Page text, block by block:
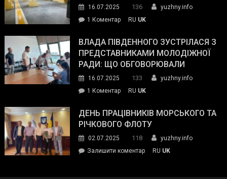
спільний
окупанти.
Маємо
діяти
команда
пожежу
у
16.07.2025 136
yuzhny.info
1 Коментардо
Південного
провів
інспекцію
укриття
RU UK
ВЛАДА ПІВДЕННОГО ЗУСТРІЛАСЯ З
ПРЕДСТАВНИКАМИ МОЛОДІЖНОЇ
РАДИ: ЩО ОБГОВОРЮВАЛИ
16.07.2025 133
yuzhny.info
1 Коментардо
Південного
зустрілася
представниками
молодіжної
RU UK
ДЕНЬ ПРАЦІВНИКІВ МОРСЬКОГО ТА
РІЧКОВОГО ФЛОТУ
02.07.2025 118
yuzhny.info
Залишити коментарon
RU UK